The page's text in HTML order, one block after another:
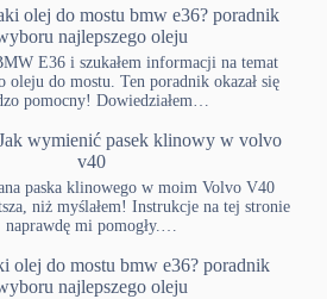
olej do mostu bmw e36? poradnik
najlepszego oleju
E36 i szukałem informacji na temat
oleju do mostu. Ten poradnik okazał się
pomocny! Dowiedziałem…
wymienić pasek klinowy w volvo
v40
paska klinowego w moim Volvo V40
niż myślałem! Instrukcje na tej stronie
naprawdę mi pomogły.…
olej do mostu bmw e36? poradnik
najlepszego oleju